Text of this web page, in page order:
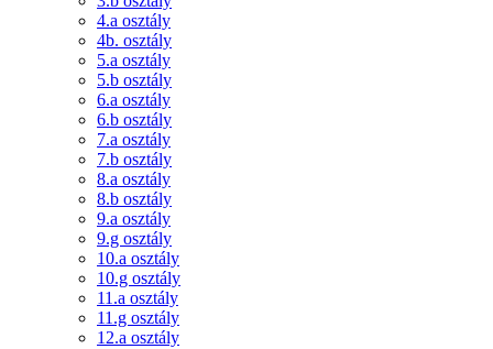
4.a osztály
4b. osztály
5.a osztály
5.b osztály
6.a osztály
6.b osztály
7.a osztály
7.b osztály
8.a osztály
8.b osztály
9.a osztály
9.g osztály
10.a osztály
10.g osztály
11.a osztály
11.g osztály
12.a osztály